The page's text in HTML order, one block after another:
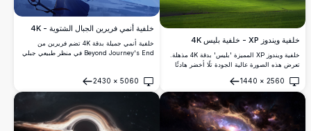
خلفية ويندوز XP - خلفية بليس 4K
خلفية ويندوز XP المميزة 'بليس' بدقة 4K مذهلة.
تعرض هذه الصورة عالية الجودة تلًا أخضر هادئًا
تذكرنا بخلفية سطح المكتب الكلاسيكية لويندوز
XP. مثالي للشاشات الحديثة عالية الوضوح.
2560
×
1440
فتح
خلفية أنمي فريرين الجبال الشتوية - 4K
خلفية أنمي جميلة بدقة 4K تضم فريرين من
Beyond Journey's End في منظر طبيعي جبلي
مع إضاءة دافئة لغروب الشمس، مما يخلق جو
سلمي وسحري.
5060
×
2430
فتح